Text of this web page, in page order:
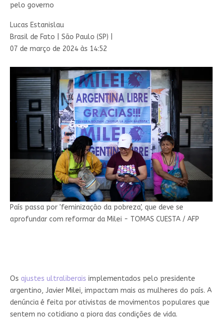
pelo governo
Lucas Estanislau
Brasil de Fato | São Paulo (SP) |
07 de março de 2024 às 14:52
País passa por 'feminização da pobreza', que deve se
aprofundar com reformar da Milei - TOMAS CUESTA / AFP
Os ajustes ultraliberais implementados pelo presidente
argentino, Javier Milei, impactam mais as mulheres do país. A
denúncia é feita por ativistas de movimentos populares que
sentem no cotidiano a piora das condições de vida.